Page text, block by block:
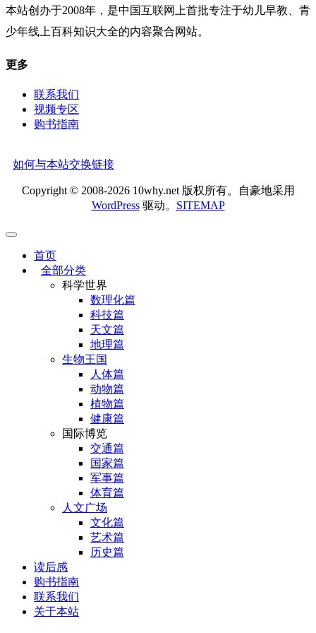
本站创办于2008年，是中国互联网上首批专注于幼儿早教、青
少年线上百科知识大全的内容聚合网站。
更多
联系我们
视频专区
购书指南
如何与本站交换链接
Copyright © 2008-2026 10why.net 版权所有。自豪地采用
WordPress驱动。 SITEMAP
首页
全部分类
科学世界
数理化篇
科技篇
天文篇
地理篇
生物王国
人体篇
动物篇
植物篇
健康篇
国际博览
交通篇
国家篇
军事篇
体育篇
人文广场
文化篇
艺术篇
历史篇
读后感
购书指南
联系我们
关于本站